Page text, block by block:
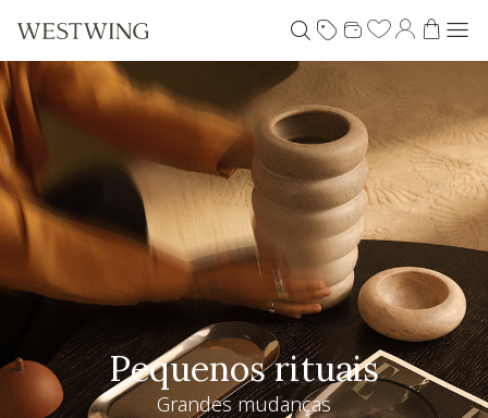
Pequenos rituais
Grandes mudanças